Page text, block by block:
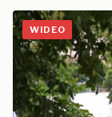
WIDEO